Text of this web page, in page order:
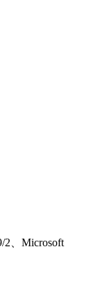
2、Microsoft